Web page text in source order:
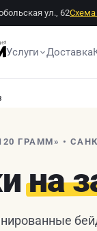
ул., 62Схема
Услуги Доставка
ГРАММ» •
на